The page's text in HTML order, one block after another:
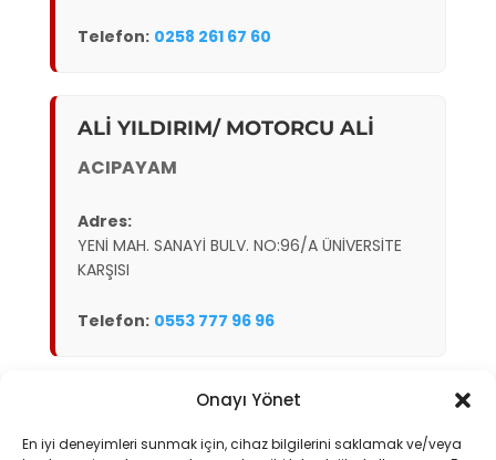
Onayı Yönet
En iyi deneyimleri sunmak için, cihaz bilgilerini saklamak ve/veya
Telefon: 0258 261 67 60
ALİ YILDIRIM/ MOTORCU ALİ
ACIPAYAM
Adres:
YENİ MAH. SANAYİ BULV. NO:96/A ÜNİVERSİTE
KARŞISI
Telefon: 0553 777 96 96
MUSTAFA MURAT ER
PAMUKKALE